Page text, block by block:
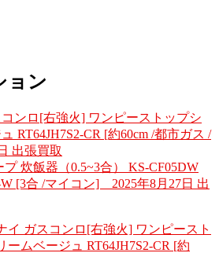
ョン
ンロ[右強火] ワンピーストップシ
RT64JH7S2-CR [約60cm /都市ガス /
出張買取
炊飯器（0.5~3合） KS-CF05DW
[3合 /マイコン] 2025年8月27日 出
イ ガスコンロ[右強火] ワンピースト
ームベージュ RT64JH7S2-CR [約